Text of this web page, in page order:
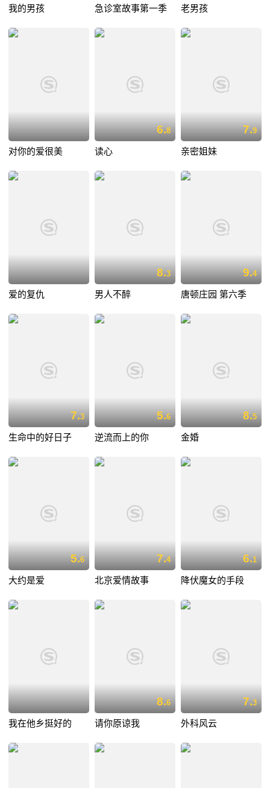
我的男孩 急诊室故事第一季 老男孩
对你的爱很美
6.8
读心
7.9
亲密姐妹
爱的复仇
8.3
男人不醉
9.4
唐顿庄园 第六季
7.3
生命中的好日子
5.6
逆流而上的你
8.5
金婚
5.6
大约是爱
7.4
北京爱情故事
6.1
降伏魔女的手段
我在他乡挺好的
8.6
请你原谅我
7.3
外科风云